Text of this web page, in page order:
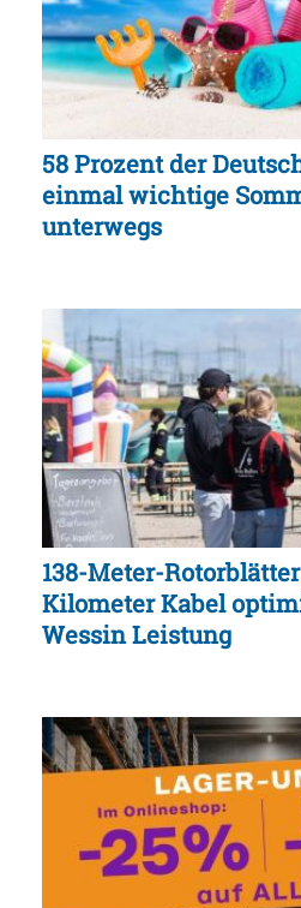
58 Prozent der
einmal wichtige
unterwegs
138-Meter-
Kilometer Kabel
Wessin Leistung